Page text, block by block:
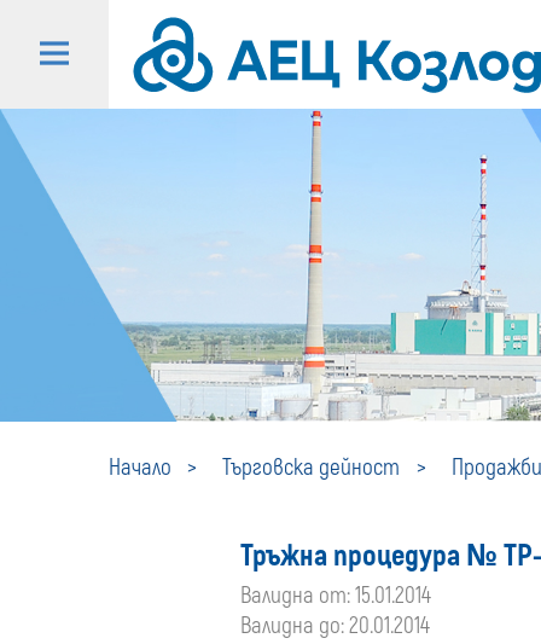
Начало Търговска дейност
Тръжна процедура №
Валидна от: 15.01.2014
Валидна до: 20.01.2014